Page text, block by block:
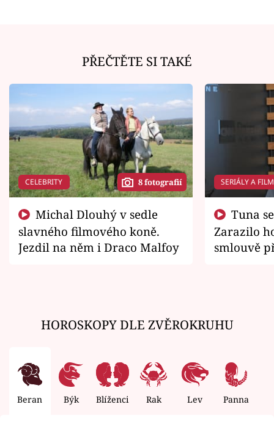
PŘEČTĚTE SI TAKÉ
CELEBRITY 8 fotografií
slavného filmového koně.
Jezdil na něm i Draco Malfoy
SERIÁLY A
Zarazilo
smlouvě
HOROSKOPY DLE ZVĚROKRUHU
Beran Býk Blíženci Rak Lev Panna